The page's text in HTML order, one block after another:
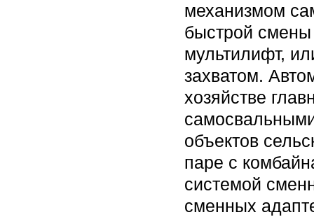
механизмом
быстрой смены
мультилифт,
захватом.
хозяйстве
объектов
паре с
системой
сменных